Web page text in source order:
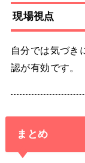
現場視点
自分では気づき
認が有効です。
まとめ